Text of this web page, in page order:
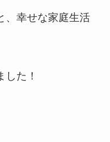
、幸せな家庭生活
た！